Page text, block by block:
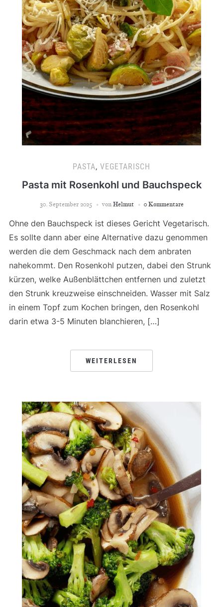
PASTA, VEGETARISCH
Pasta mit Rosenkohl und Bauchspeck
30. September 2025 von Helmut 0 Kommentare
Ohne den Bauchspeck ist dieses Gericht Vegetarisch.
Es sollte dann aber eine Alternative dazu genommen
werden die dem Geschmack nach dem anbraten
nahekommt. Den Rosenkohl putzen, dabei den Strunk
kürzen, welke Außenblättchen entfernen und zuletzt
den Strunk kreuzweise einschneiden. Wasser mit Salz
in einem Topf zum Kochen bringen, den Rosenkohl
darin etwa 3-5 Minuten blanchieren, […]
WEITERLESEN